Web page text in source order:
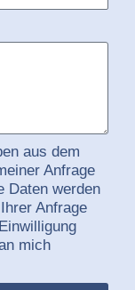
aus dem
Anfrage
Daten werden
Anfrage
mich